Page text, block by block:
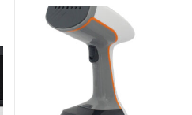
Ρούχων